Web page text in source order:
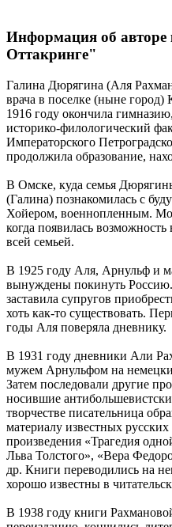
Информация об
Оттакринге"
Галина Дюрягина (Аля
врача в поселке (ныне
1916 году окончила
историко-филологический
Императорского
продолжила образование,
В Омске, куда семья
(Галина) познакомилась с
Хойером, военнопленным.
когда появилась
всей семьей.
В 1925 году Аля, Арнульф и
вынуждены покинуть
заставила супругов
хоть как-то существовать.
годы Аля поверяла дневнику.
В 1931 году дневники Али
мужем Арнульфом на
Затем последовали другие
носившие
творчестве писательница
материалу известных
произведения «Трагедия
Льва Толстого», «Вера
др. Книги переводились на
хорошо известны в
В 1938 году книги